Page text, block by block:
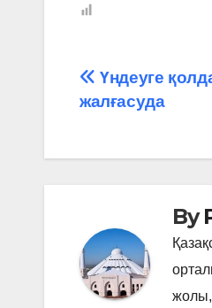
записям
Үндеуге
жалғасуда
By
жолы,